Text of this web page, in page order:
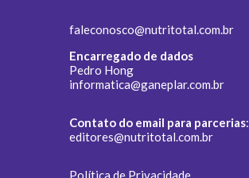
faleconosco@nutritotal.com.br
Encarregado de dados
Pedro Hong
informatica@ganeplar.com.br
Contato do email para parcerias:
editores@nutritotal.com.br
Política de Privacidade